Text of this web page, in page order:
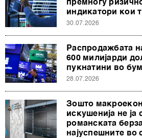
премногу
индикатори кои
30.07.2026
Распродажбата
600 милијарди
пукнатини во
28.07.2026
Зошто
искушенија не ја
романската
најуспешните во